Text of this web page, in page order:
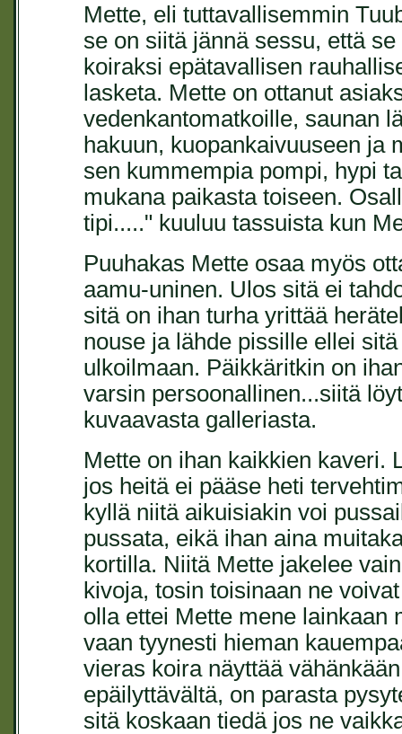
Mette, eli tuttavallisemmin
se on siitä jännä sessu, että
koiraksi epätavallisen
lasketa. Mette on ottanut
vedenkantomatkoille, saunan
hakuun, kuopankaivuuseen ja
sen kummempia pompi, hypi
mukana paikasta toiseen.
tipi....." kuuluu tassuista kun
Puuhakas Mette osaa myös
aamu-uninen. Ulos sitä ei
sitä on ihan turha yrittää
nouse ja lähde pissille ellei
ulkoilmaan. Päikkäritkin on
varsin persoonallinen...siitä
kuvaavasta galleriasta.
Mette on ihan kaikkien kaveri.
jos heitä ei pääse heti
kyllä niitä aikuisiakin voi
pussata, eikä ihan aina
kortilla. Niitä Mette jakelee
kivoja, tosin toisinaan ne
olla ettei Mette mene lainkaan
vaan tyynesti hieman
vieras koira näyttää
epäilyttävältä, on parasta
sitä koskaan tiedä jos ne